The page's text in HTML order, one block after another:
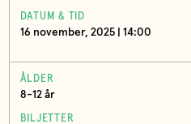
DATUM & TID
16 november, 2025 | 14:00
ÅLDER
8-12 år
BILJETTER